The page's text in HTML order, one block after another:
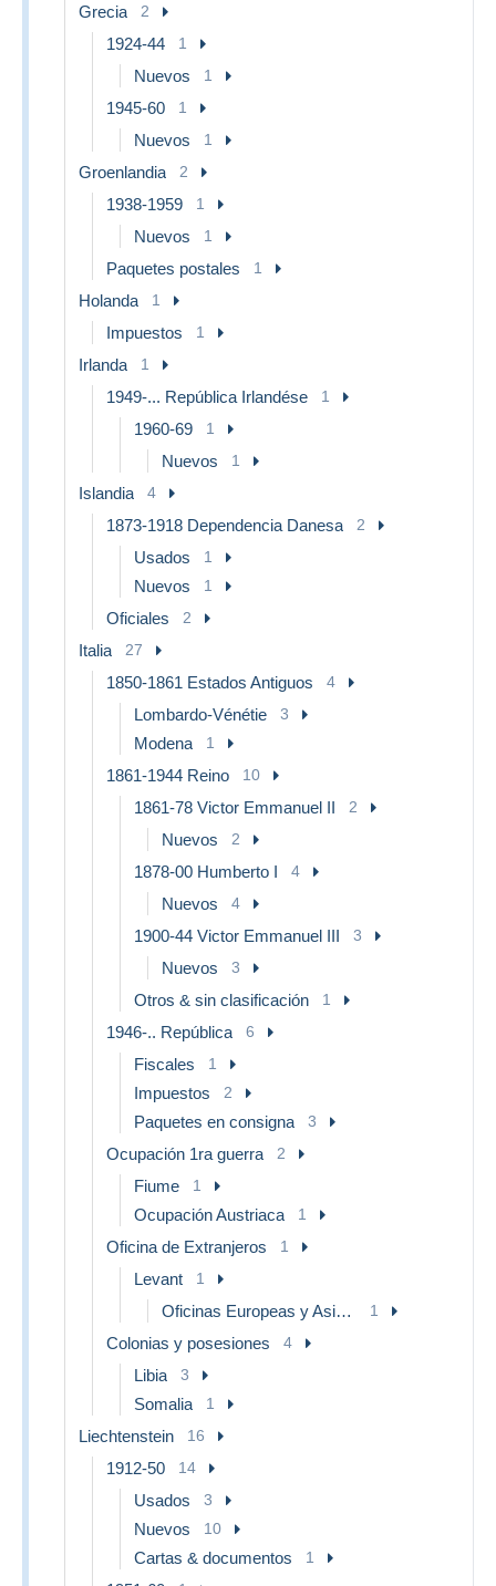
Grecia 2
1924-44 1
Nuevos 1
1945-60 1
Nuevos 1
Groenlandia 2
1938-1959 1
Nuevos 1
Paquetes postales 1
Holanda 1
Impuestos 1
Irlanda 1
1949-... República Irlandése 1
1960-69 1
Nuevos 1
Islandia 4
1873-1918 Dependencia Danesa 2
Usados 1
Nuevos 1
Oficiales 2
Italia 27
1850-1861 Estados Antiguos 4
Lombardo-Vénétie 3
Modena 1
1861-1944 Reino 10
1861-78 Victor Emmanuel II 2
Nuevos 2
1878-00 Humberto I 4
Nuevos 4
1900-44 Victor Emmanuel III 3
Nuevos 3
Otros & sin clasificación 1
1946-.. República 6
Fiscales 1
Impuestos 2
Paquetes en consigna 3
Ocupación 1ra guerra 2
Fiume 1
Ocupación Austriaca 1
Oficina de Extranjeros 1
Levant 1
Oficinas Europeas y Asiáticas 1
Colonias y posesiones 4
Libia 3
Somalia 1
Liechtenstein 16
1912-50 14
Usados 3
Nuevos 10
Cartas & documentos 1